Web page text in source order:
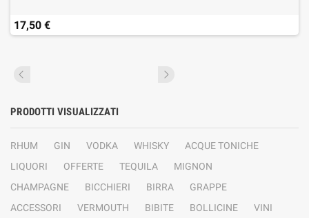
17,50 €
PRODOTTI VISUALIZZATI
RHUM GIN VODKA WHISKY
ACQUE TONICHE
LIQUORI
OFFERTE TEQUILA
MIGNON
CHAMPAGNE
BICCHIERI BIRRA
GRAPPE
ACCESSORI
VERMOUTH BIBITE BOLLICINE
VINI